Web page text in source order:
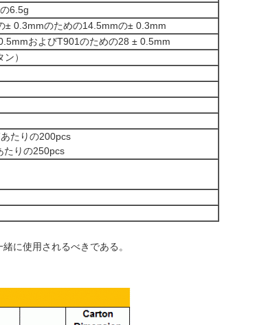
6.5g
± 0.3mmのための14.5mmの± 0.3mm
およびT901のための28 ± 0.5mm
）
たりの200pcs
たりの250pcs
に使用されるべきである。